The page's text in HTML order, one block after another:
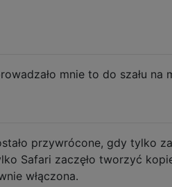
mnie to do szału na
przywrócone, gdy tylko
Safari zaczęło tworzyć
włączona.